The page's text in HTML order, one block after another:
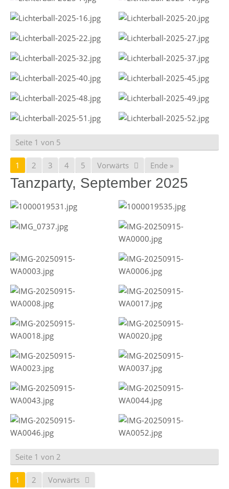
Seite 1 von 5
1 2 3 4 5 Vorwärts Ende »
Tanzparty, September 2025
Seite 1 von 2
1 2 Vorwärts